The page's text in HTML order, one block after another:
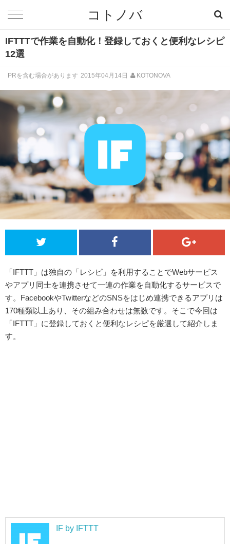
コトノバ
IFTTTで作業を自動化！登録しておくと便利なレシピ
12選
PRを含む場合があります 2015年04月14日 KOTONOVA
「IFTTT」は独自の「レシピ」を利用することでWebサービス
やアプリ同士を連携させて一連の作業を自動化するサービスで
す。FacebookやTwitterなどのSNSをはじめ連携できるアプリは
170種類以上あり、その組み合わせは無数です。そこで今回は
「IFTTT」に登録しておくと便利なレシピを厳選して紹介しま
す。
IF by IFTTT